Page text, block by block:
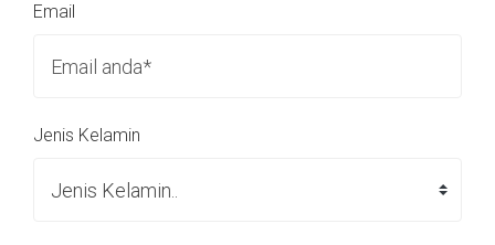
Email
Jenis Kelamin